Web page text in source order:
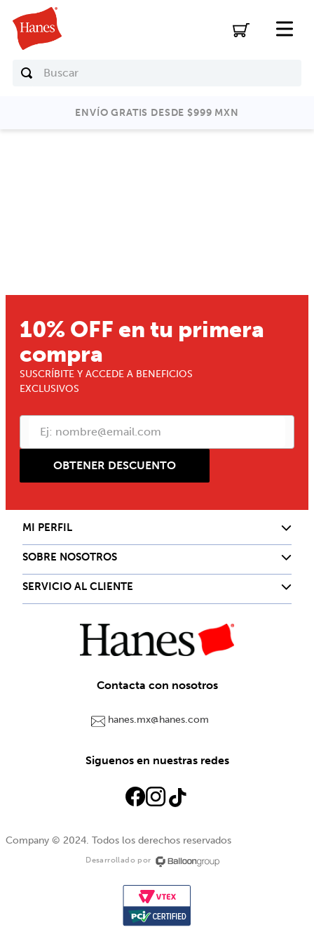
Buscar
ENVÍO GRATIS DESDE $999 MXN
10% OFF en tu primera
compra
SUSCRÍBITE Y ACCEDE A BENEFICIOS
EXCLUSIVOS
OBTENER DESCUENTO
MI PERFIL
SOBRE NOSOTROS
SERVICIO AL CLIENTE
Contacta con nosotros
hanes.mx@hanes.com
Siguenos en nuestras redes
Company © 2024. Todos los derechos reservados
Desarrollado por